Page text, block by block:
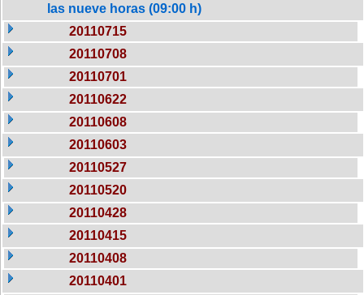
las nueve horas (09:00 h)
20110715
20110708
20110701
20110622
20110608
20110603
20110527
20110520
20110428
20110415
20110408
20110401